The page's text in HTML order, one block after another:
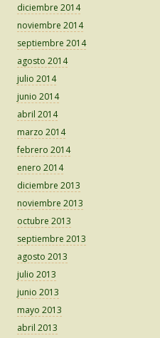
diciembre 2014
noviembre 2014
septiembre 2014
agosto 2014
julio 2014
junio 2014
abril 2014
marzo 2014
febrero 2014
enero 2014
diciembre 2013
noviembre 2013
octubre 2013
septiembre 2013
agosto 2013
julio 2013
junio 2013
mayo 2013
abril 2013